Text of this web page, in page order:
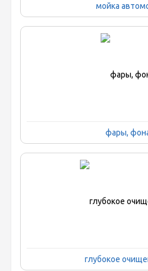
мойка
фары,
глубокое